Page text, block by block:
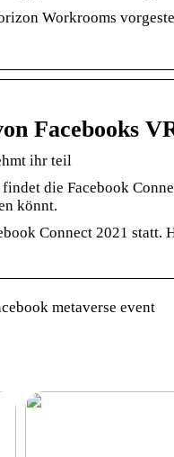
Workrooms
Facebooks
ihr teil
die Facebook
könnt.
Connect 2021
metaverse event